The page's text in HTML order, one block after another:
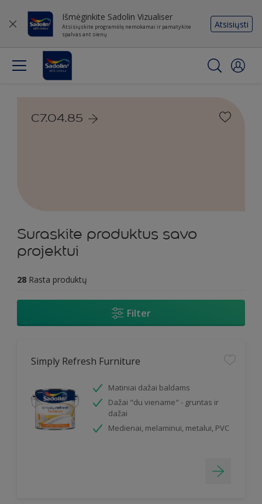
Išmėginkite Sadolin Vizualiser
Atsisiųskite programėlę nemokamai ir pamatykite
spalvas ant sienų
Atsisiųsti
C7.04.85
Suraskite produktus savo
projektui
28 Rasta produktų
Filter
Simply Refresh Furniture
Matiniai dažai baldams
Dažai "du viename" - gruntas ir
dažai
Medienai, melaminui, metalui, PVC